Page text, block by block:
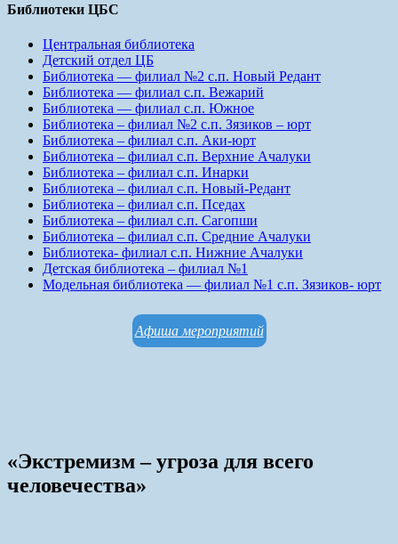
Библиотеки ЦБС
Центральная библиотека
Детский отдел ЦБ
Библиотека — филиал №2 с.п. Новый Редант
Библиотека — филиал с.п. Вежарий
Библиотека — филиал с.п. Южное
Библиотека – филиал №2 с.п. Зязиков – юрт
Библиотека – филиал с.п. Аки-юрт
Библиотека – филиал с.п. Верхние Ачалуки
Библиотека – филиал с.п. Инарки
Библиотека – филиал с.п. Новый-Редант
Библиотека – филиал с.п. Пседах
Библиотека – филиал с.п. Сагопши
Библиотека – филиал с.п. Средние Ачалуки
Библиотека- филиал с.п. Нижние Ачалуки
Детская библиотека – филиал №1
Модельная библиотека — филиал №1 с.п. Зязиков- юрт
Афиша мероприятий
«Экстремизм – угроза для всего
человечества»